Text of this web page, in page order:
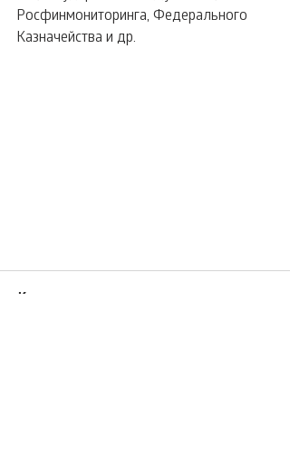
Росфинмониторинга, Федерального
Казначейства и др.
Комментарии